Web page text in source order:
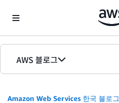
AWS 블로그
홈
Amazon Web Services 한국 블로그